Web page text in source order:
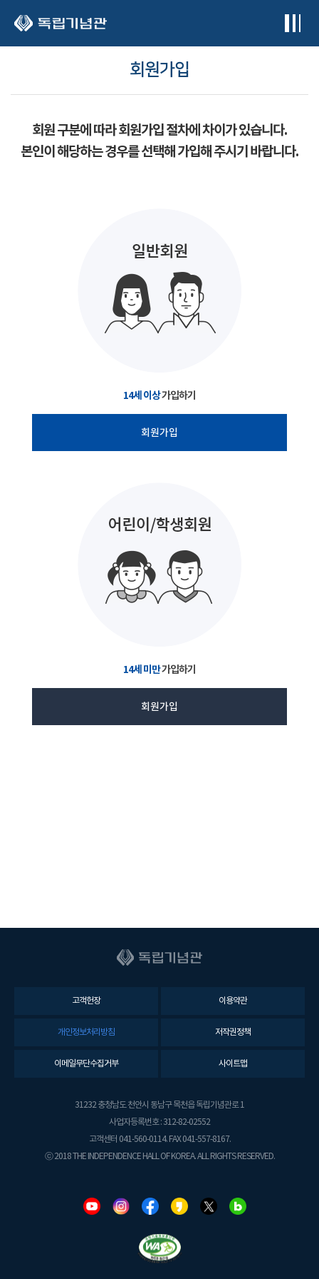
회원가입
회원 구분에 따라 회원가입 절차에 차이가 있습니다.
본인이 해당하는 경우를 선택해 가입해 주시기 바랍니다.
14세 이상가입하기
회원가입
14세 미만가입하기
회원가입
고객헌장 이용약관
개인정보처리방침 저작권정책
이메일무단수집거부 사이트맵
31232 충청남도 천안시 동남구 목천읍 독립기념관로 1
사업자등록번호 : 312-82-02552
고객센터 041-560-0114. FAX 041-557-8167.
ⓒ 2018 THE INDEPENDENCE HALL OF KOREA. ALL RIGHTS RESERVED.